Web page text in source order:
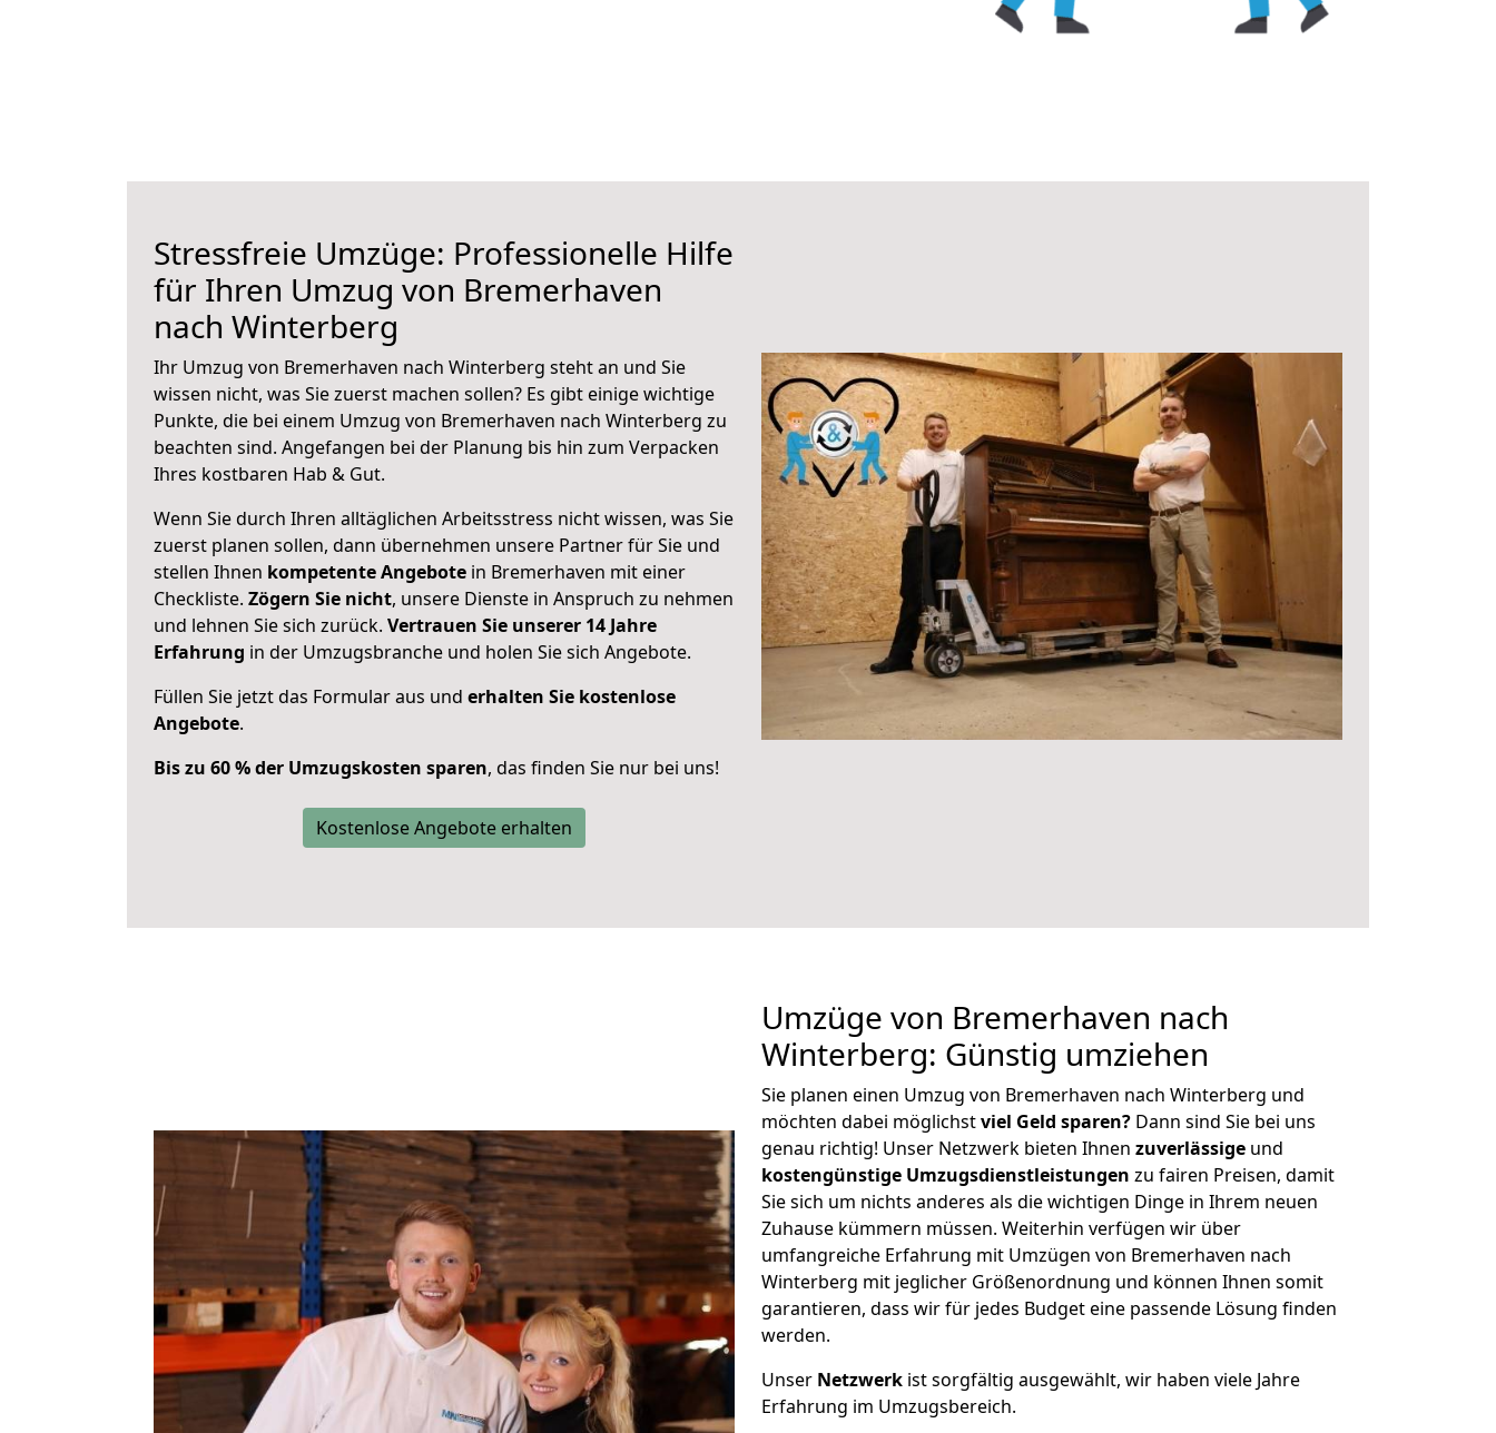
Stressfreie Umzüge: Professionelle Hilfe
für Ihren Umzug von Bremerhaven
nach Winterberg
Ihr Umzug von Bremerhaven nach Winterberg steht an und Sie
wissen nicht, was Sie zuerst machen sollen? Es gibt einige wichtige
Punkte, die bei einem Umzug von Bremerhaven nach Winterberg zu
beachten sind. Angefangen bei der Planung bis hin zum Verpacken
Ihres kostbaren Hab & Gut.
Wenn Sie durch Ihren alltäglichen Arbeitsstress nicht wissen, was Sie
zuerst planen sollen, dann übernehmen unsere Partner für Sie und
stellen Ihnen kompetente Angebote in Bremerhaven mit einer
Checkliste. Zögern Sie nicht, unsere Dienste in Anspruch zu nehmen
und lehnen Sie sich zurück. Vertrauen Sie unserer 14 Jahre
Erfahrung in der Umzugsbranche und holen Sie sich Angebote.
Füllen Sie jetzt das Formular aus und erhalten Sie kostenlose
Angebote.
Bis zu 60 % der Umzugskosten sparen, das finden Sie nur bei uns!
Kostenlose Angebote erhalten
Umzüge von Bremerhaven nach
Winterberg: Günstig umziehen
Sie planen einen Umzug von Bremerhaven nach Winterberg und
möchten dabei möglichstviel Geld sparen? Dann sind Sie bei uns
genau richtig! Unser Netzwerk bieten Ihnen zuverlässige und
kostengünstige Umzugsdienstleistungen zu fairen Preisen, damit
Sie sich um nichts anderes als die wichtigen Dinge in Ihrem neuen
Zuhause kümmern müssen. Weiterhin verfügen wir über
umfangreiche Erfahrung mit Umzügen von Bremerhaven nach
Winterberg mit jeglicher Größenordnung und können Ihnen somit
garantieren, dass wir für jedes Budget eine passende Lösung finden
werden.
Unser Netzwerk ist sorgfältig ausgewählt, wir haben viele Jahre
Erfahrung im Umzugsbereich.